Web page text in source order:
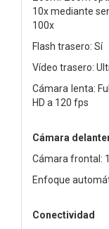
10x mediante
100x
Flash trasero: Sí
Vídeo trasero:
Cámara lenta:
HD a 120 fps
Cámara
Cámara frontal:
Enfoque
Conectividad